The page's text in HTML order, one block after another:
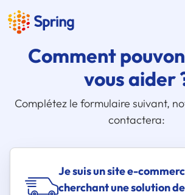
Comment
vous aider
Complétez le formulaire suivant,
contactera:
Je suis un site e-
cherchant une solution